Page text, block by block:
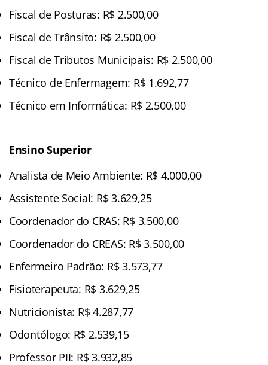
Fiscal de Posturas: R$ 2.500,00
Fiscal de Trânsito: R$ 2.500,00
Fiscal de Tributos Municipais: R$ 2.500,00
Técnico de Enfermagem: R$ 1.692,77
Técnico em Informática: R$ 2.500,00
Ensino Superior
Analista de Meio Ambiente: R$ 4.000,00
Assistente Social: R$ 3.629,25
Coordenador do CRAS: R$ 3.500,00
Coordenador do CREAS: R$ 3.500,00
Enfermeiro Padrão: R$ 3.573,77
Fisioterapeuta: R$ 3.629,25
Nutricionista: R$ 4.287,77
Odontólogo: R$ 2.539,15
Professor PII: R$ 3.932,85